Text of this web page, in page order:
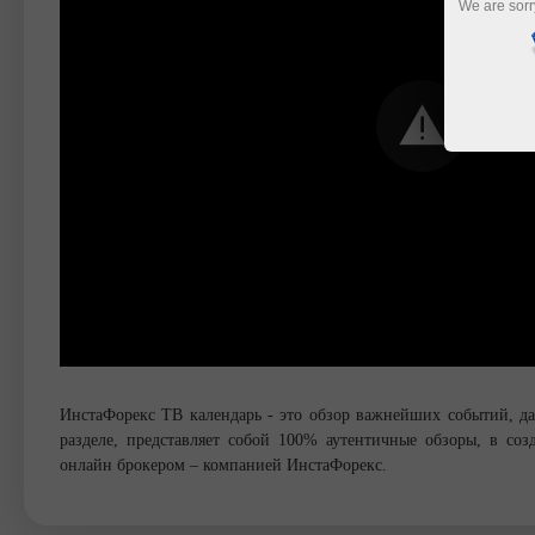
ИнстаФорекс ТВ календарь - это обзор важнейших событий,
разделе, представляет собой 100% аутентичные обзоры, в
онлайн брокером – компанией ИнстаФорекс.
We are